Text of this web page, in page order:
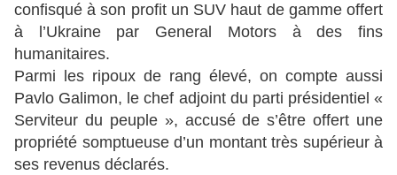
confisqué à son profit un SUV haut de gamme offert
à l’Ukraine par General Motors à des fins
humanitaires.
Parmi les ripoux de rang élevé, on compte aussi
Pavlo Galimon, le chef adjoint du parti présidentiel «
Serviteur du peuple », accusé de s’être offert une
propriété somptueuse d’un montant très supérieur à
ses revenus déclarés.